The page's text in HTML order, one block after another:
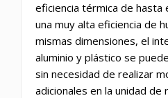
eficiencia térmica de hasta
una muy alta eficiencia de
mismas dimensiones, el
aluminio y plástico se
sin necesidad de realizar
adicionales en la unidad de